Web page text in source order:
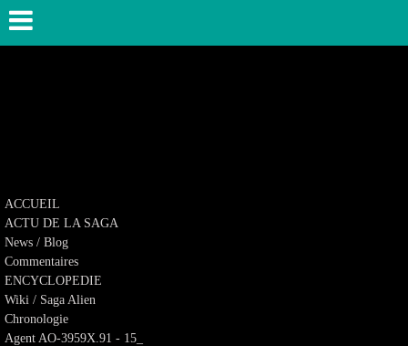
ACCUEIL
ACTU DE LA SAGA
News / Blog
Commentaires
ENCYCLOPEDIE
Wiki / Saga Alien
Chronologie
Agent AO-3959X.91 - 15_